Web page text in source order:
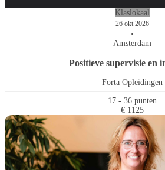
Klaslokaal
26 okt 2026
•
Amsterdam
Positieve supervisie en
Forta Opleidingen
17 - 36 punten
€ 1125